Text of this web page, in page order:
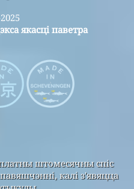
якасці паветра
штомесячны спіс
калі з'явяцца